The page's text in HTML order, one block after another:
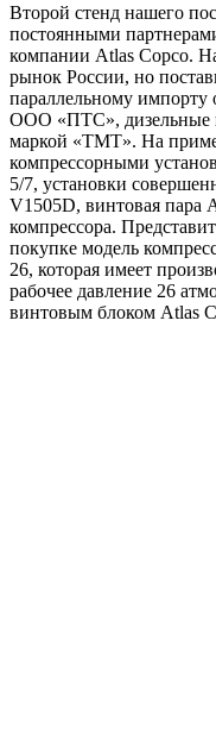
Второй стенд нашего
постоянными
компании Atlas Copco.
рынок России, но
параллельному импорту
ООО «ПТС», дизельные
маркой «ТМТ». На
компрессорными
5/7, установки
V1505D, винтовая пара
компрессора.
покупке модель
26, которая имеет
рабочее давление 26
винтовым блоком Atlas